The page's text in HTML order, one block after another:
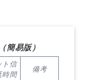
簡易版）
ト信
時間
備考